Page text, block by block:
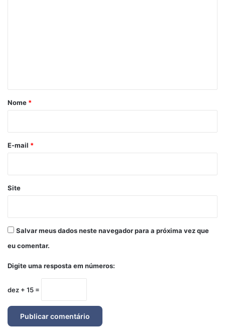
r
*
Nome *
E-mail *
Site
Salvar meus dados neste navegador para a próxima vez que
eu comentar.
Digite uma resposta em números:
dez + 15 =